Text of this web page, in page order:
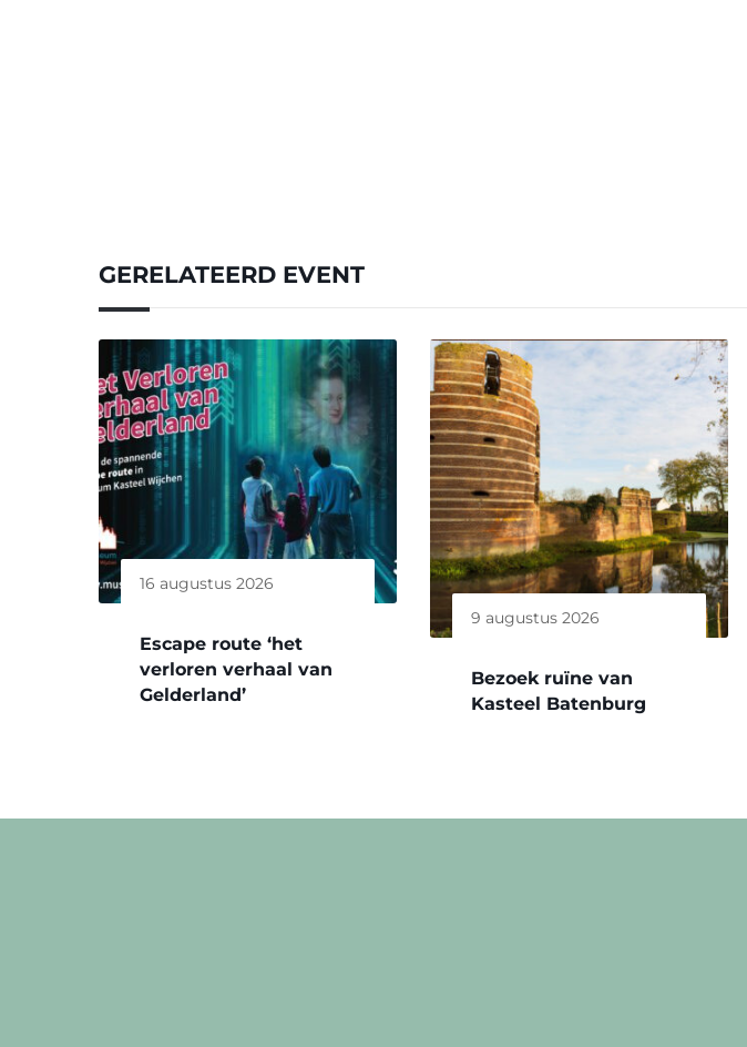
GERELATEERD EVENT
16 augustus 2026
Escape route ‘het
verloren verhaal van
Gelderland’
9 augustus 2026
Bezoek ruïne van
Kasteel Batenburg